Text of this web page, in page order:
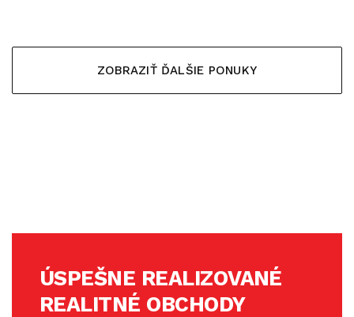
ZOBRAZIŤ ĎALŠIE PONUKY
ÚSPEŠNE REALIZOVANÉ
REALITNÉ OBCHODY